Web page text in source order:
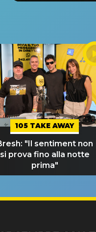
105 TAKE AWAY
"Il sentiment non
si prova fino alla notte
prima"